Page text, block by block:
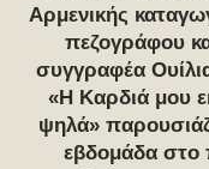
Αρμενικής
πεζογράφου
συγγραφέα
«Η Καρδιά μου
ψηλά»
εβδομάδα στο